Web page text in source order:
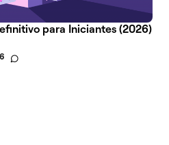
para Iniciantes (2026)